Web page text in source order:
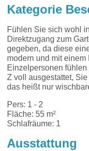
Kategorie
Fühlen Sie sich wohl
Direktzugang zum
gegeben, da diese
modern und mit einem
Einzelpersonen
Z voll ausgestattet,
das heißt nur
Pers: 1 - 2
Fläche: 55 m²
Schlafräume: 1
Ausstattung